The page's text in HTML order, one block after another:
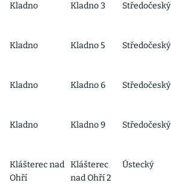
Kladno
Kladno 3 Středočeský
Kladno
Kladno 5 Středočeský
Kladno
Kladno 6 Středočeský
Kladno
Kladno 9 Středočeský
Klášterec nad
Ohří
Klášterec
nad Ohří 2
Ústecký